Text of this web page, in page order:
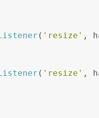
( 'resize' ,
( 'resize' ,